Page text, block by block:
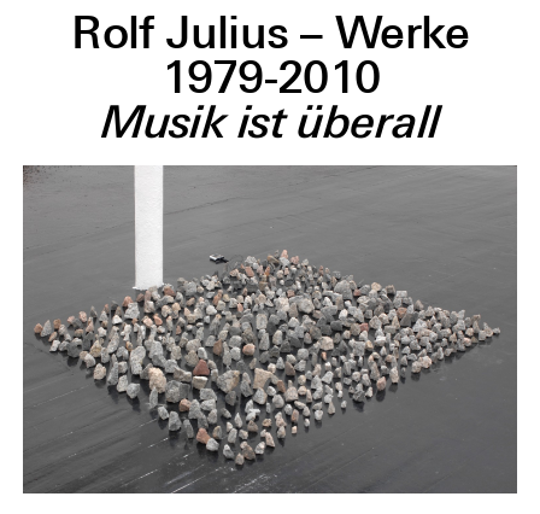
Rolf Julius – Werke
1979-2010
Musik ist überall